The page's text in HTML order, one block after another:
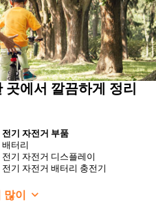
곳에서 깔끔하게 정리
전기 자전거 부품
배터리
전기 자전거 디스플레이
전기 자전거 배터리 충전기
자전거 휠
자전거 휠
많이